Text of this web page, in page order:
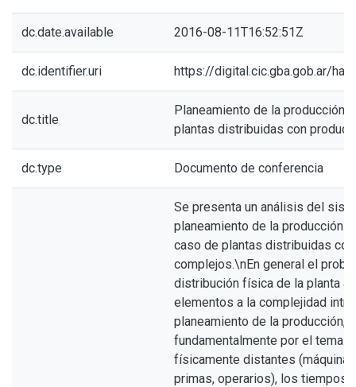
dc.date.available 2016-08-11T16:52:51Z
dc.identifier.uri https://digital.cic.gba.gob.ar/
dc.title
Planeamiento de la producción
plantas distribuidas con
dc.type Documento de conferencia
Se presenta un análisis del
planeamiento de la producción
caso de plantas distribuidas
complejos.\nEn general el
distribución física de la planta
elementos a la complejidad
planeamiento de la producción,
fundamentalmente por el tema
físicamente distantes
primas, operarios), los tiempos